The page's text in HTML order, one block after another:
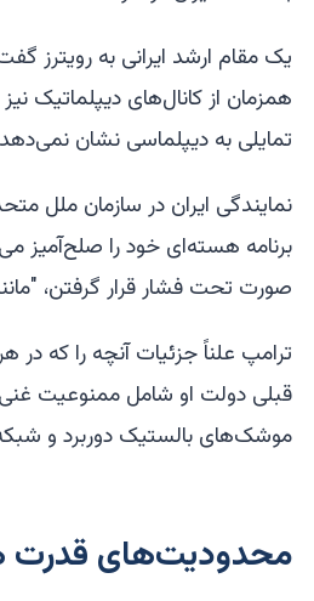
یک مقام ارشد ایرانی به رویترز
همزمان از کانال‌های دیپلماتیک
تمایلی به دیپلماسی نشان
برنامه هسته‌ای خود را صلح‌آمیز
صورت تحت فشار قرار گرفتن،
ترامپ علناً جزئیات آنچه را که
قبلی دولت او شامل ممنوعیت
موشک‌های بالستیک دوربرد و
محدودیت‌های قدرت